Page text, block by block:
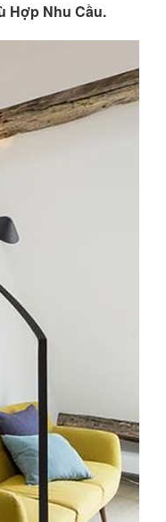
Hợp Nhu Cầu.